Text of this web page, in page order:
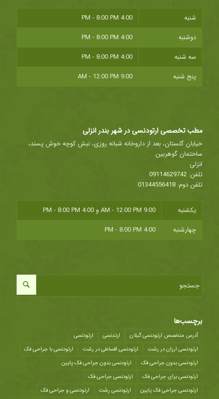
شنبه
4:00 PM - 8:00 PM
دوشنبه
4:00 PM - 8:00 PM
سه شنبه
4:00 PM - 8:00 PM
پنج شنبه
9:00 AM - 12:00 PM
مطب تخصصی ارتودنسی در شهر بندر انزلی
خیابان گلستان، بعد از داروخانه شبانه روزی، نبش کوچه خوش پسند،
ساختمان گوهربین
انزلی
تلفن: 09114629742
تلفن دوم: 01344556418
یکشنبه 9:00 AM - 12:00 PM و 4:00 PM - 8:00 PM
چهارشنبه
4:00 PM - 8:00 PM
برچسب‌ها
آدرس متخصص ارتودنسی گیلان ارتدنسی
ارتودنسی
ارتودنسی ارزان در رشت
ارتودنسی اقساطی در رشت
ارتودنسی با جراحی فک
ارتودنسی بدون جراحی فک
ارتودنسی بدون جراحی فک پایین
ارتودنسی برای جراحی فک
ارتودنسی جراحی فک
ارتودنسی جراحی فک پایین
ارتودنسی رشت
ارتودنسی و جراحی فک